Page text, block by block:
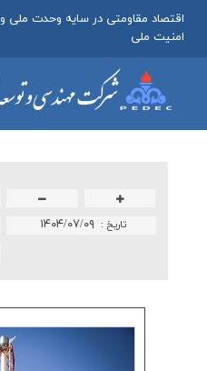
اقتصاد مقاومتی در سایه وحدت ملی و
امنیت ملی
تاريخ : ۱۴۰۴/۰۷/۰۹